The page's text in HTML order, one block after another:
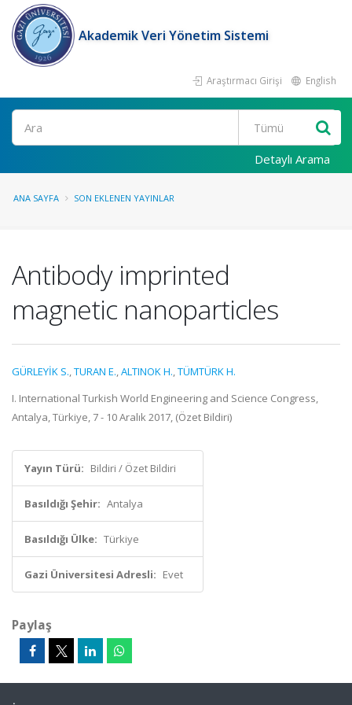
Akademik Veri Yönetim Sistemi
Araştırmacı Girişi English
Ara
Detaylı Arama
ANA SAYFA SON EKLENEN YAYINLAR
Antibody imprinted
magnetic nanoparticles
GÜRLEYİK S.,TURAN E.,ALTINOK H.,TÜMTÜRK H.
I. International Turkish World Engineering and Science Congress,
Antalya, Türkiye, 7 - 10 Aralık 2017, (Özet Bildiri)
Yayın Türü: Bildiri / Özet Bildiri
Basıldığı Şehir: Antalya
Basıldığı Ülke: Türkiye
Gazi Üniversitesi Adresli: Evet
Paylaş